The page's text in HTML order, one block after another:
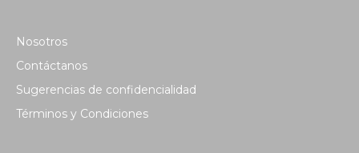
Nosotros
Contáctanos
Sugerencias de confidencialidad
Términos y Condiciones